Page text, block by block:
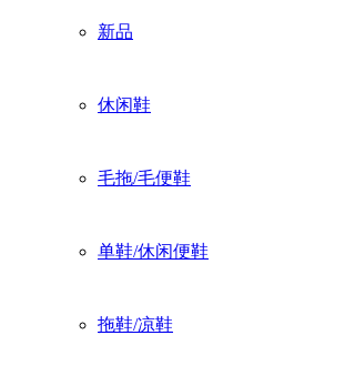
新品
休闲鞋
毛拖/毛便鞋
单鞋/休闲便鞋
拖鞋/凉鞋